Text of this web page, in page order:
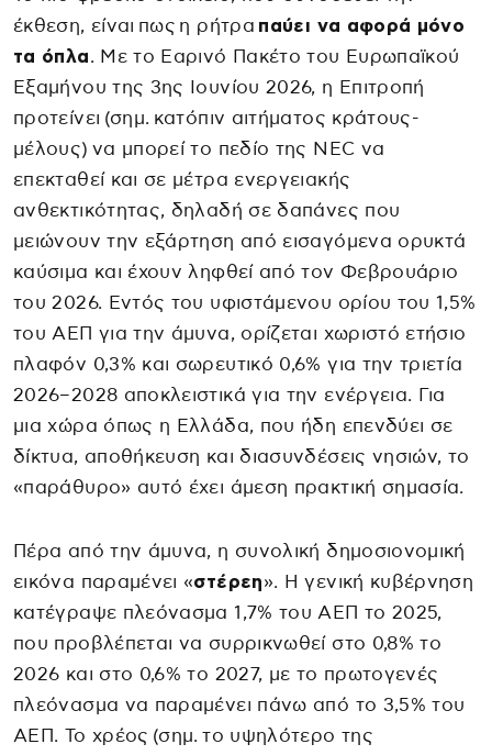
έκθεση, είναι πως η ρήτρα παύει να αφορά μόνο
τα όπλα. Με το Εαρινό Πακέτο του Ευρωπαϊκού
Εξαμήνου της 3ης Ιουνίου 2026, η Επιτροπή
προτείνει (σημ. κατόπιν αιτήματος κράτους-
μέλους) να μπορεί το πεδίο της NEC να
επεκταθεί και σε μέτρα ενεργειακής
ανθεκτικότητας, δηλαδή σε δαπάνες που
μειώνουν την εξάρτηση από εισαγόμενα ορυκτά
καύσιμα και έχουν ληφθεί από τον Φεβρουάριο
του 2026. Εντός του υφιστάμενου ορίου του 1,5%
του ΑΕΠ για την άμυνα, ορίζεται χωριστό ετήσιο
πλαφόν 0,3% και σωρευτικό 0,6% για την τριετία
2026–2028 αποκλειστικά για την ενέργεια. Για
μια χώρα όπως η Ελλάδα, που ήδη επενδύει σε
δίκτυα, αποθήκευση και διασυνδέσεις νησιών, το
«παράθυρο» αυτό έχει άμεση πρακτική σημασία.
Πέρα από την άμυνα, η συνολική δημοσιονομική
εικόνα παραμένει «στέρεη». Η γενική κυβέρνηση
κατέγραψε πλεόνασμα 1,7% του ΑΕΠ το 2025,
που προβλέπεται να συρρικνωθεί στο 0,8% το
2026 και στο 0,6% το 2027, με το πρωτογενές
πλεόνασμα να παραμένει πάνω από το 3,5% του
ΑΕΠ. Το χρέος (σημ. το υψηλότερο της